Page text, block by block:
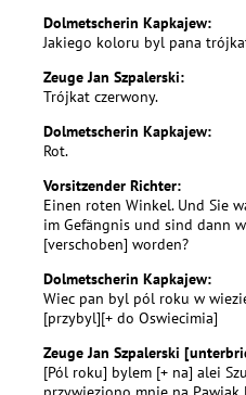
Dolmetscherin Kapkajew:
Jakiego koloru byl pana
Zeuge Jan Szpalerski:
Trójkat czerwony.
Dolmetscherin Kapkajew:
Rot.
Vorsitzender Richter:
Einen roten Winkel. Und Sie
im Gefängnis und sind dann
[verschoben] worden?
Dolmetscherin Kapkajew:
Wiec pan byl pól roku w
[przybyl][+ do Oswiecimia]
Zeuge Jan Szpalerski
[Pól roku] bylem [+ na] alei